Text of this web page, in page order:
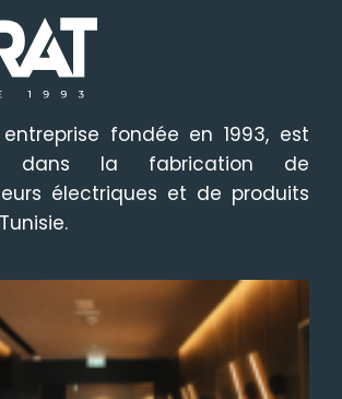
entreprise fondée en 1993, est
dans la fabrication de
électriques et de produits